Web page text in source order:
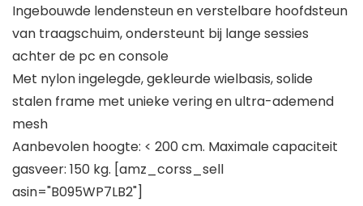
Ingebouwde lendensteun en verstelbare hoofdsteun
van traagschuim, ondersteunt bij lange sessies
achter de pc en console
Met nylon ingelegde, gekleurde wielbasis, solide
stalen frame met unieke vering en ultra-ademend
mesh
Aanbevolen hoogte: < 200 cm. Maximale capaciteit
gasveer: 150 kg. [amz_corss_sell
asin="B095WP7LB2"]